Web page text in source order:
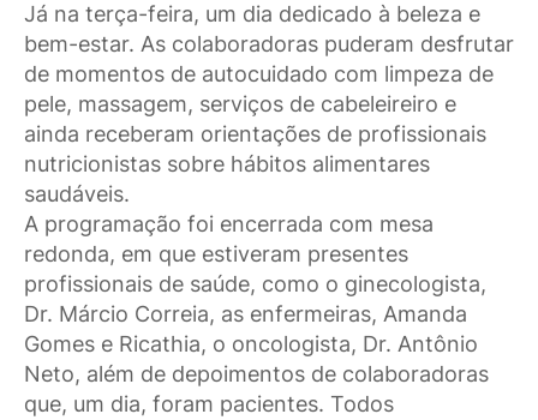
Já na terça-feira, um dia dedicado à beleza e
bem-estar. As colaboradoras puderam desfrutar
de momentos de autocuidado com limpeza de
pele, massagem, serviços de cabeleireiro e
ainda receberam orientações de profissionais
nutricionistas sobre hábitos alimentares
saudáveis.
A programação foi encerrada com mesa
redonda, em que estiveram presentes
profissionais de saúde, como o ginecologista,
Dr. Márcio Correia, as enfermeiras, Amanda
Gomes e Ricathia, o oncologista, Dr. Antônio
Neto, além de depoimentos de colaboradoras
que, um dia, foram pacientes. Todos